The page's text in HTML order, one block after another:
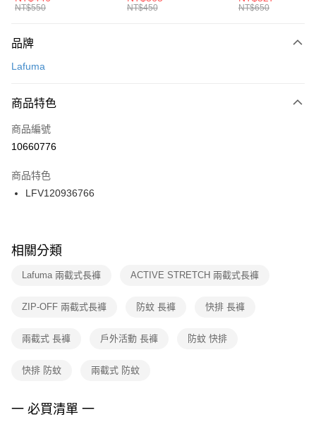
元大商業銀行
台灣樂天信用卡公司
AFTEE先享後付
【關於「AFTEE先享後付」】
便利好安心！
３．安心：先確認商品／服務後，再付款。
【「AFTEE先享後付」結帳流程】
１．於結帳方式選擇「AFTEE先享後付」後，將跳轉至「AFTEE先享後付」
２．訂單成立數日內，您將收到繳費通知簡訊。
３．收到繳費通知簡訊後14天內，點擊此簡訊中的連結，可透過四大超商／
ATM／網路銀行／等多元方式進行付款，方視為交易完成。
※ 交易是否成功請以「AFTEE先享後付 」之結帳頁面顯示為準，若有關於
是否繳費成功／繳費後需取消欲退款等相關疑問，請聯繫「AFTEE先享後付
客戶支援中心」https://netprotections.freshdesk.com/support/home
１．透過由恩沛科技股份有限公司提供之「AFTEE先享後付」服務完成之交
權轉讓予恩沛科技股份有限公司。
３．未成年的使用者請事先徵得法定代理人或監護人之同意方可使用
４．使用「AFTEE先享後付」時，將依據個別帳號之用戶狀況，依本公司即
運送方式
每筆NT$100，滿NT$1,500(含以上)免運費
宅配
每筆NT$100，滿NT$1,500(含以上)免運費
付款後門市自取
每筆NT$100，滿NT$1,500(含以上)免運費
NT$550
FZ3073133
NT$450 NT$650
品牌
Lafuma
商品特色
商品編號
10660776
商品特色
LFV120936766
相關分類
Lafuma 兩截式長褲 ACTIVE STRETCH 兩截式長褲
ZIP-OFF 兩截式長褲 防蚊 長褲 快排 長褲
兩截式 長褲 戶外活動 長褲 防蚊 快排
快排 防蚊 兩截式 防蚊
一 必買清單 一